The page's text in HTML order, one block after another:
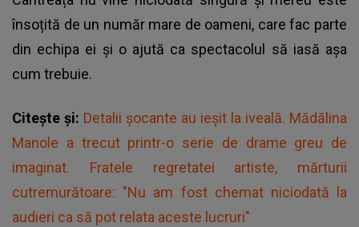
însoțită de un număr mare de oameni, care fac parte
din echipa ei și o ajută ca spectacolul să iasă așa
cum trebuie.
Citește și: Detalii șocante au ieșit la iveală. Mădălina
Manole a trecut printr-o serie de drame greu de
imaginat. Fratele regretatei artiste, mărturii
cutremurătoare: "Nu am fost chemat niciodată la
audieri ca să pot relata aceste lucruri"